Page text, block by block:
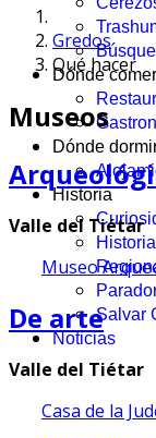
Dónde comer
Dónde
Historia
Salvar
Noticias
Gredos
Qué hacer
Museos
Valle del Tiétar
Museo
De arte
Valle del Tiétar
Casa de la